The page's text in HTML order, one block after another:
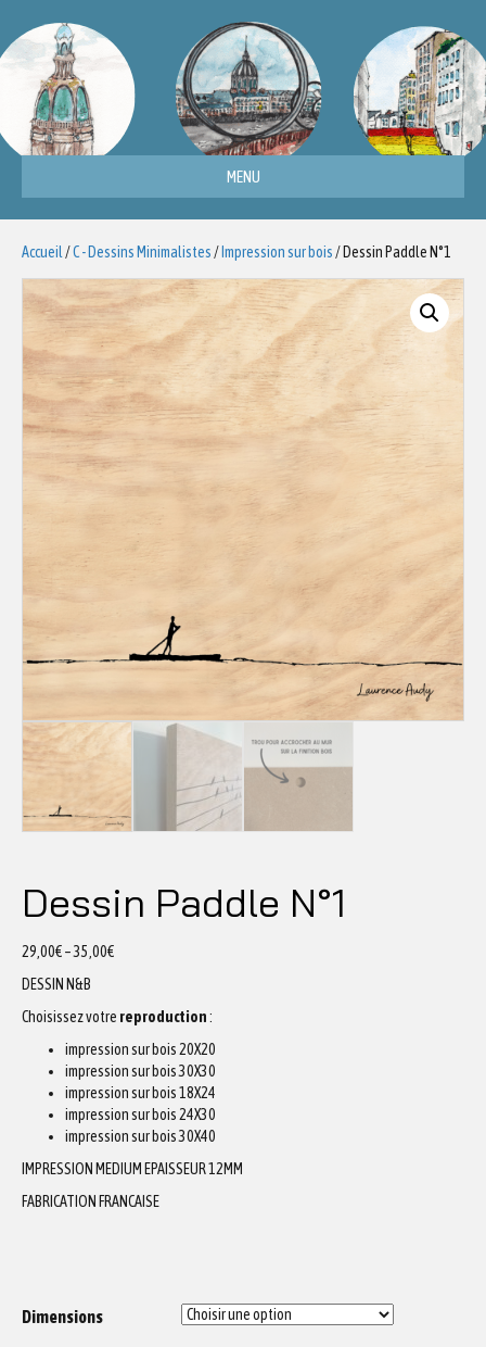
MENU
Accueil /C - Dessins Minimalistes / Impression sur bois / Dessin Paddle N°1
Dessin Paddle N°1
29,00€–35,00€
DESSIN N&B
Choisissez votre reproduction:
impression sur bois 20X20
impression sur bois 30X30
impression sur bois 18X24
impression sur bois 24X30
impression sur bois 30X40
IMPRESSION MEDIUM EPAISSEUR 12MM
FABRICATION FRANCAISE
Dimensions